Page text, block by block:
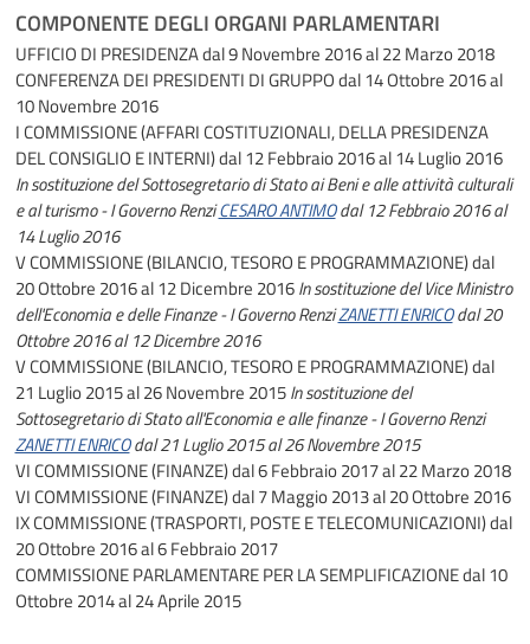
COMPONENTE DEGLI ORGANI PARLAMENTARI
UFFICIO DI PRESIDENZAdal 9 Novembre 2016 al 22 Marzo 2018
CONFERENZA DEI PRESIDENTI DI GRUPPOdal 14 Ottobre 2016 al
10 Novembre 2016
I COMMISSIONE (AFFARI COSTITUZIONALI, DELLA PRESIDENZA
DEL CONSIGLIO E INTERNI)dal 12 Febbraio 2016 al 14 Luglio 2016
In sostituzione del Sottosegretario di Stato ai Beni e alle attività culturali
e al turismo - I Governo RenziCESARO ANTIMOdal 12 Febbraio 2016 al
14 Luglio 2016
V COMMISSIONE (BILANCIO, TESORO E PROGRAMMAZIONE)dal
20 Ottobre 2016 al 12 Dicembre 2016In sostituzione del Vice Ministro
dell'Economia e delle Finanze - I Governo RenziZANETTI ENRICOdal 20
Ottobre 2016 al 12 Dicembre 2016
V COMMISSIONE (BILANCIO, TESORO E PROGRAMMAZIONE)dal
21 Luglio 2015 al 26 Novembre 2015In sostituzione del
Sottosegretario di Stato all'Economia e alle finanze - I Governo Renzi
ZANETTI ENRICOdal 21 Luglio 2015 al 26 Novembre 2015
VI COMMISSIONE (FINANZE)dal 6 Febbraio 2017 al 22 Marzo 2018
VI COMMISSIONE (FINANZE)dal 7 Maggio 2013 al 20 Ottobre 2016
IX COMMISSIONE (TRASPORTI, POSTE E TELECOMUNICAZIONI)dal
20 Ottobre 2016 al 6 Febbraio 2017
COMMISSIONE PARLAMENTARE PER LA SEMPLIFICAZIONEdal 10
Ottobre 2014 al 24 Aprile 2015